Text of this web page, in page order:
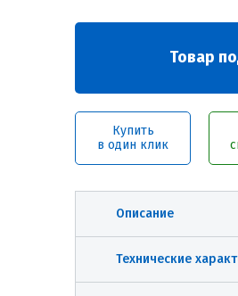
Товар
Купить
в один клик
Описание
Технические